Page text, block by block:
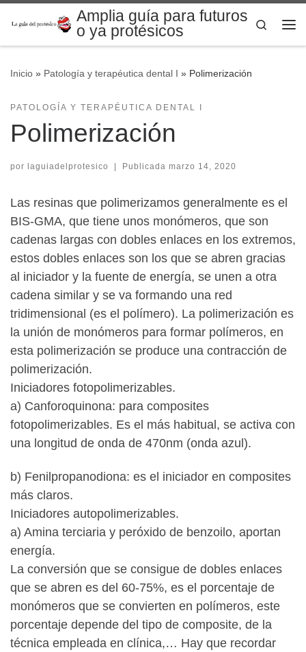
Saltar al contenidoAmplia guía para futuros
o ya protésicos
Search
Inicio » Patología y terapéutica dental I » Polimerización
PATOLOGÍA Y TERAPÉUTICA DENTAL I
Polimerización
por laguiadelprotesico | Publicada marzo 14, 2020
Las resinas que polimerizamos generalmente es el
BIS-GMA, que tiene unos monómeros, que son
cadenas largas con dobles enlaces en los extremos,
estos dobles enlaces son los que se abren gracias
al iniciador y la fuente de energía, se unen a otra
cadena similar y se va formando una red
tridimensional (es el polímero). La polimerización es
la unión de monómeros para formar polímeros, en
esta polimerización se produce una contracción de
polimerización.
Iniciadores fotopolimerizables.
a) Canforoquinona: para composites
fotopolimerizables. Es el más habitual, se activa con
una longitud de onda de 470nm (onda azul).
b) Fenilpropanodiona: es el iniciador en composites
más claros.
Iniciadores autopolimerizables.
a) Amina terciaria y peróxido de benzoilo, aportan
energía.
La conversión que se consigue de dobles enlaces
que se abren es del 60-75%, es el porcentaje de
monómeros que se convierten en polímeros, este
porcentaje depende del tipo de composite, de la
técnica empleada en clínica,… Hay que recordar